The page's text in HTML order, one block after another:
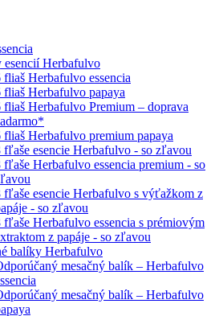
esencií Herbafulvo
fliaš Herbafulvo essencia
fliaš Herbafulvo papaya
fliaš Herbafulvo Premium – doprava
fliaš Herbafulvo premium papaya
fľaše esencie Herbafulvo - so zľavou
fľaše Herbafulvo essencia premium - so
fľaše esencie Herbafulvo s výťažkom z
- so zľavou
fľaše Herbafulvo essencia s prémiovým
z papáje - so zľavou
balíky Herbafulvo
mesačný balík – Herbafulvo
mesačný balík – Herbafulvo